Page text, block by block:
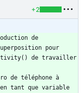
+2
de
pour
de travailler
de téléphone à
tant que variable